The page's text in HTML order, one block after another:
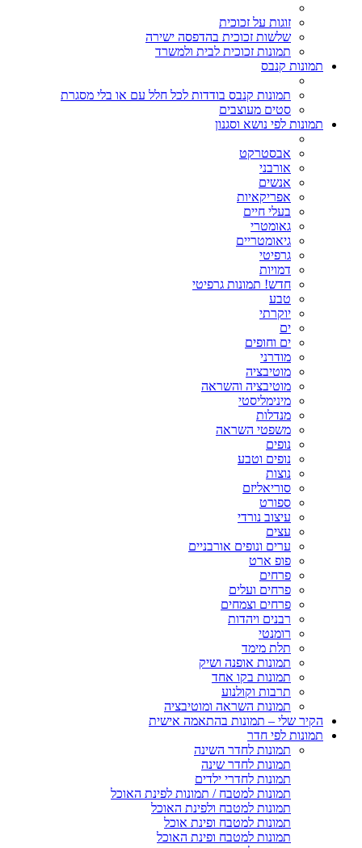
זוגות על זכוכית
שלשות זכוכית בהדפסה ישירה
תמונות זכוכית לבית ולמשרד
תמונות קנבס
תמונות קנבס בודדות לכל חלל עם או בלי מסגרת
סטים מעוצבים
תמונות לפי נושא וסגנון
אבסטרקט
אורבני
אנשים
אפריקאיות
בעלי חיים
גאומטרי
גיאומטריים
גרפיטי
דמויות
חדש! תמונות גרפיטי
טבע
יוקרתי
ים
ים וחופים
מודרני
מוטיבציה
מוטיבציה והשראה
מינימליסטי
מנדלות
משפטי השראה
נופים
נופים וטבע
נוצות
סוריאליזם
ספורט
עיצוב נורדי
עצים
ערים ונופים אורבניים
פופ ארט
פרחים
פרחים ועלים
פרחים וצמחים
רבנים ויהדות
רומנטי
תלת מימד
תמונות אופנה ושיק
תמונות בקו אחד
תרבות וקולנוע
תמונות השראה ומוטיבציה
הקיר שלי – תמונות בהתאמה אישית
תמונות לפי חדר
תמונות לחדר השינה
תמונות לחדר שינה
תמונות לחדרי ילדים
תמונות למטבח / תמונות לפינת האוכל
תמונות למטבח ולפינת האוכל
תמונות למטבח ופינת אוכל
תמונות למטבח ופינת האוכל